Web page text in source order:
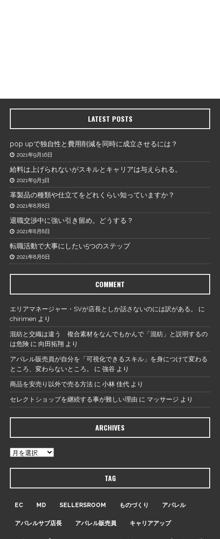
LATEST POSTS
pop upで独自性と費用削減を同時に成立させるには？
2021年9月16日
給料は上げられないがスキルとキャリアは与えられる。
2021年9月3日
革製品の種類や仕立てをどれくらい知っていますか？
2021年8月8日
退職交渉中に強い引き留め。どうする？
2021年8月8日
転職活動で大事にしたい5つのステップ
2021年8月6日
COMMENT
エリアマネージャー・SVが店長としか話さないのには訳がある。
に
chirimen より
混紡と交織は違う 複合素材をなんでもかんで「混紡」と説明するの
は危険 に 向田拓翔 より
アパレル販売員が自分を「可視化できるスキル」を身につけて変わる
ところ、変わらないところ。
に 強谷 より
商品を安売り以外で売る方法 に 小林 佳代 より
セレクトショップを継続する事が難しい理由 に マッサージ より
ARCHIVES
TAG
EC MD SELLERSROOM ものづくり アパレル
アパレルサブ店長 アパレル販売員 キャリアアップ